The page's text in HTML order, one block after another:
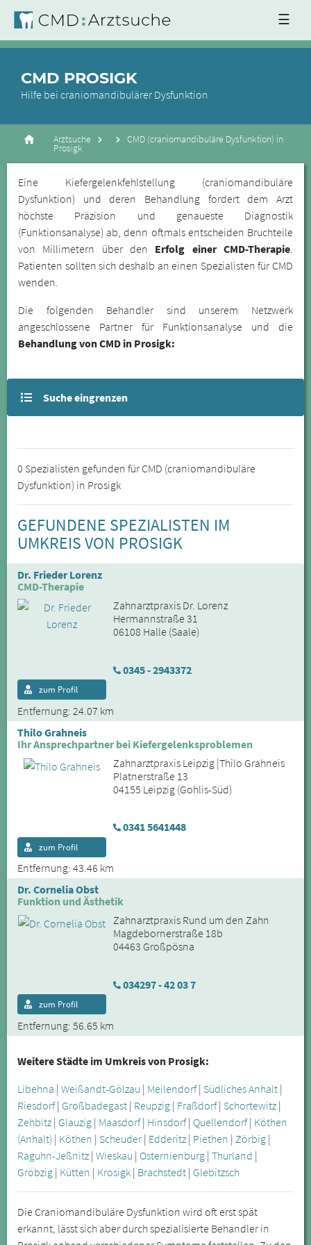
☰
CMD PROSIGK
Hilfe bei craniomandibulärer Dysfunktion
Arztsuche CMD (craniomandibuläre Dysfunktion) in
Prosigk
Eine Kiefergelenkfehlstellung (craniomandibuläre
Dysfunktion) und deren Behandlung fordert dem Arzt
höchste Präzision und genaueste Diagnostik
(Funktionsanalyse) ab, denn oftmals entscheiden Bruchteile
von Millimetern über den Erfolg einer CMD-Therapie.
Patienten sollten sich deshalb an einen Spezialisten für CMD
wenden.
Die folgenden Behandler sind unserem Netzwerk
angeschlossene Partner für Funktionsanalyse und die
Behandlung von CMD in Prosigk:
Suche eingrenzen
0 Spezialisten gefunden für CMD (craniomandibuläre
Dysfunktion) in Prosigk
GEFUNDENE SPEZIALISTEN IM
UMKREIS VON PROSIGK
Dr. Frieder Lorenz
CMD-Therapie
Zahnarztpraxis Dr. Lorenz
Hermannstraße 31
06108 Halle (Saale)
0345 - 2943372
Entfernung: 24.07 km
zum Profil
Thilo Grahneis
Ihr Ansprechpartner bei Kiefergelenksproblemen
Zahnarztpraxis Leipzig |Thilo Grahneis
Platnerstraße 13
04155 Leipzig (Gohlis-Süd)
0341 5641448
Entfernung: 43.46 km
zum Profil
Dr. Cornelia Obst
Funktion und Ästhetik
Zahnarztpraxis Rund um den Zahn
Magdebornerstraße 18b
04463 Großpösna
034297 - 42 03 7
Entfernung: 56.65 km
zum Profil
Weitere Städte im Umkreis von Prosigk:
Libehna | Weißandt-Gölzau | Meilendorf| Südliches Anhalt |
Riesdorf| Großbadegast | Reupzig | Fraßdorf| Schortewitz |
Zehbitz | Glauzig | Maasdorf| Hinsdorf| Quellendorf| Köthen
(Anhalt) | Köthen | Scheuder | Edderitz | Piethen | Zörbig |
Raguhn-Jeßnitz | Wieskau | Osternienburg | Thurland |
Gröbzig | Kütten | Krosigk | Brachstedt | Glebitzsch
Die Craniomandibuläre Dysfunktion wird oft erst spät
erkannt, lässt sich aber durch spezialisierte Behandler in